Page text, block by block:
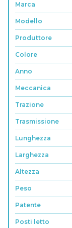
Marca
Modello
Produttore
Colore
Anno
Meccanica
Trazione
Trasmissione
Lunghezza
Larghezza
Altezza
Peso
Patente
Posti letto